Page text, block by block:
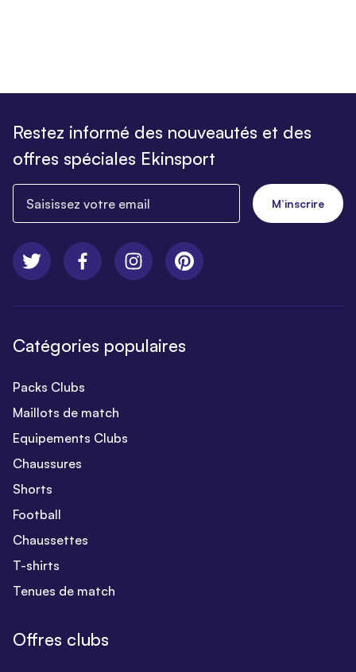
Restez informé des nouveautés et des
offres spéciales Ekinsport
M’inscrire
Catégories populaires
Packs Clubs
Maillots de match
Equipements Clubs
Chaussures
Shorts
Football
Chaussettes
T-shirts
Tenues de match
Offres clubs